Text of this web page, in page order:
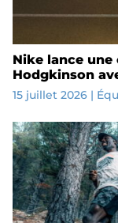
Nike lance
Hodgkinson
15 juillet 2026|